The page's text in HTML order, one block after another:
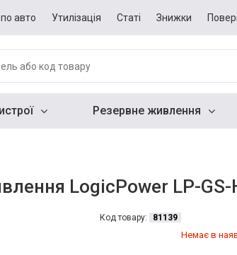
по авто Утилізація Статі Знижки
Резервне живлення
LogicPower LP-GS-
Код товару: 81139
Немає в